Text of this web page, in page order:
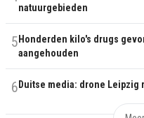
natuurgebieden
5 Honderden kilo's drugs
aangehouden
6 Duitse media: drone